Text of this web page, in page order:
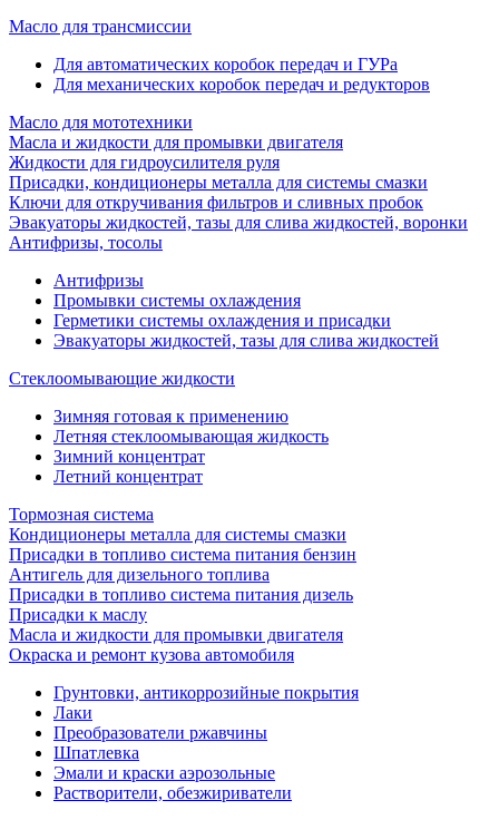
Масло для трансмиссии
Для автоматических коробок передач и ГУРа
Для механических коробок передач и редукторов
Масло для мототехники
Масла и жидкости для промывки двигателя
Жидкости для гидроусилителя руля
Присадки, кондиционеры металла для системы смазки
Ключи для откручивания фильтров и сливных пробок
Эвакуаторы жидкостей, тазы для слива жидкостей, воронки
Антифризы, тосолы
Антифризы
Промывки системы охлаждения
Герметики системы охлаждения и присадки
Эвакуаторы жидкостей, тазы для слива жидкостей
Стеклоомывающие жидкости
Зимняя готовая к применению
Летняя стеклоомывающая жидкость
Зимний концентрат
Летний концентрат
Тормозная система
Кондиционеры металла для системы смазки
Присадки в топливо система питания бензин
Антигель для дизельного топлива
Присадки в топливо система питания дизель
Присадки к маслу
Масла и жидкости для промывки двигателя
Окраска и ремонт кузова автомобиля
Грунтовки, антикоррозийные покрытия
Лаки
Преобразователи ржавчины
Шпатлевка
Эмали и краски аэрозольные
Растворители, обезжириватели